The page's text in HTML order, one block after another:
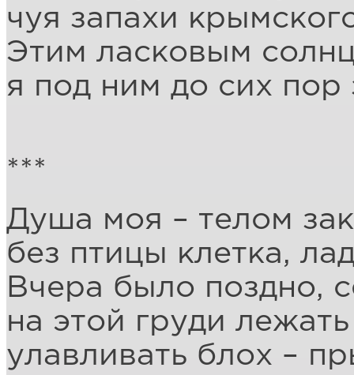
чуя запахи
Этим ласковым
я под ним до сих пор
***
Душа моя – телом
без птицы клетка,
Вчера было поздно,
на этой груди
улавливать блох –